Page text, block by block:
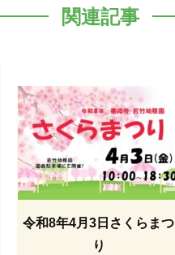
関連記事
令和8年4月3日さくらまつ
り